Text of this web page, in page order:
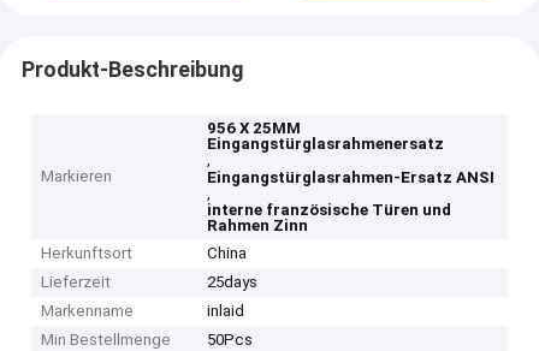
Produkt-Beschreibung
Markieren
956 X 25MM
Eingangstürglasrahmenersatz
,
Eingangstürglasrahmen-Ersatz ANSI
,
interne französische Türen und
Rahmen Zinn
Herkunftsort
China
Lieferzeit
25days
Markenname
inlaid
Min Bestellmenge
50Pcs